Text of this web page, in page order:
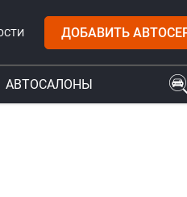
ДОБАВИТЬ
АВТОСАЛОНЫ